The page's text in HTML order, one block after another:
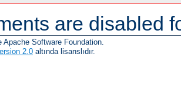
are disabled
Apache Software Foundation.
2.0 altında lisanslıdır.